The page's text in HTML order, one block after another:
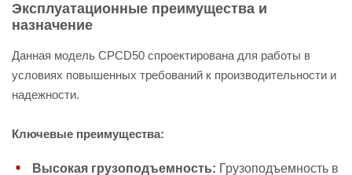
Эксплуатационные преимущества и
назначение
Данная модель CPCD50 спроектирована для работы в
условиях повышенных требований к производительности и
надежности.
Ключевые преимущества:
Высокая грузоподъемность: Грузоподъемность в